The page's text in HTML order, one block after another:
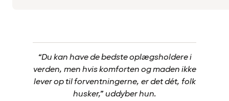
“Du kan have de bedste oplægsholdere i
verden, men hvis komforten og maden ikke
lever op til forventningerne, er det dét, folk
husker,” uddyber hun.